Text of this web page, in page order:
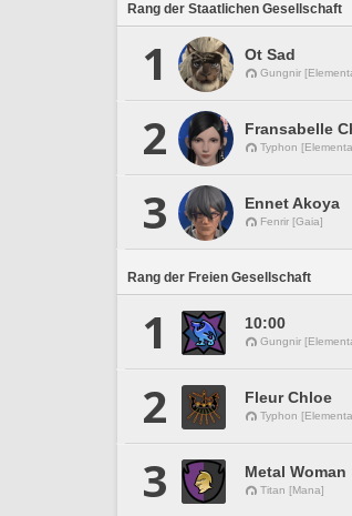
Rang der Staatlichen Gesellschaft
1 Ot Sad
Gungnir
2 Fransabelle
Typhon
3 Ennet Akoya
Fenrir [Gaia]
Rang der Freien Gesellschaft
1 10:00
Gungnir
2 Fleur Chloe
Typhon
3 Metal Woman
Titan [Mana]